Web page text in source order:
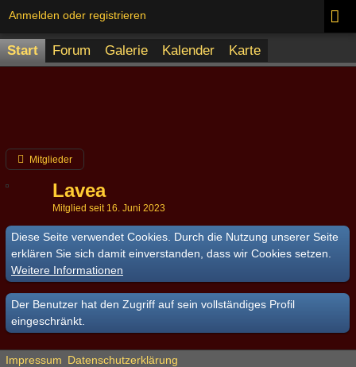
Anmelden oder registrieren
Start Forum Galerie Kalender Karte
Mitglieder
Lavea
Mitglied seit 16. Juni 2023
Diese Seite verwendet Cookies. Durch die Nutzung unserer Seite
erklären Sie sich damit einverstanden, dass wir Cookies setzen.
Weitere Informationen
Der Benutzer hat den Zugriff auf sein vollständiges Profil
eingeschränkt.
Impressum Datenschutzerklärung